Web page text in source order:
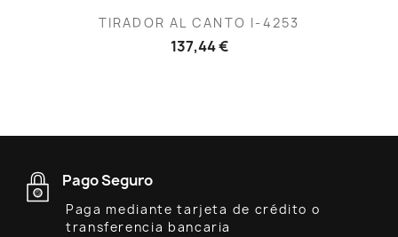
TIRADOR AL CANTO I-4253
137,44 €
Pago Seguro
Paga mediante tarjeta de crédito o
transferencia bancaria